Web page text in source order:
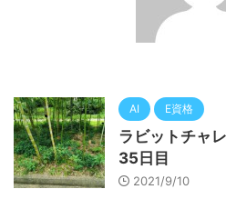
AI E資格
ラビットチャ
35日目
2021/9/10